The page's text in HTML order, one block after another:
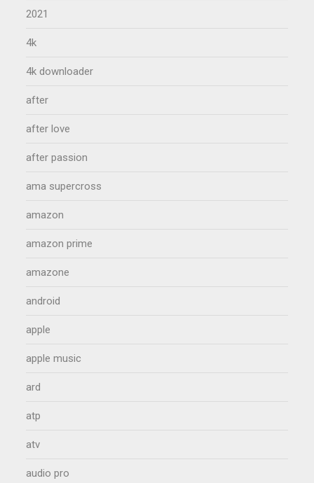
2021
4k
4k downloader
after
after love
after passion
ama supercross
amazon
amazon prime
amazone
android
apple
apple music
ard
atp
atv
audio pro